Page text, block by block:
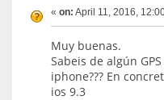
« on: April 11, 2016,
Muy buenas.
Sabeis de algún
iphone??? En
ios 9.3